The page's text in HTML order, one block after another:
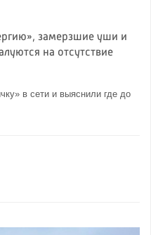
замерзшие уши и
на отсутствие
в сети и выяснили где до